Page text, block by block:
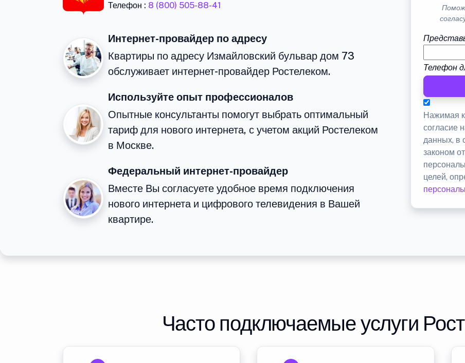
Телефон : 8 (800) 505-88-41
Интернет-провайдер по адресу
Квартиры по адресу Измайловский бульвар дом 73
обслуживает интернет-провайдер Ростелеком.
Используйте опыт профессионалов
Опытные консультанты помогут выбрать оптимальный
тариф для нового интернета, с учетом акций Ростелеком
в Москве.
Федеральный интернет-провайдер
Вместе Вы согласуете удобное время подключения
нового интернета и цифрового телевидения в Вашей
квартире.
Телефон
Нажимая
согласие
данных, в
законом
целей,
Часто подключаемые услуги